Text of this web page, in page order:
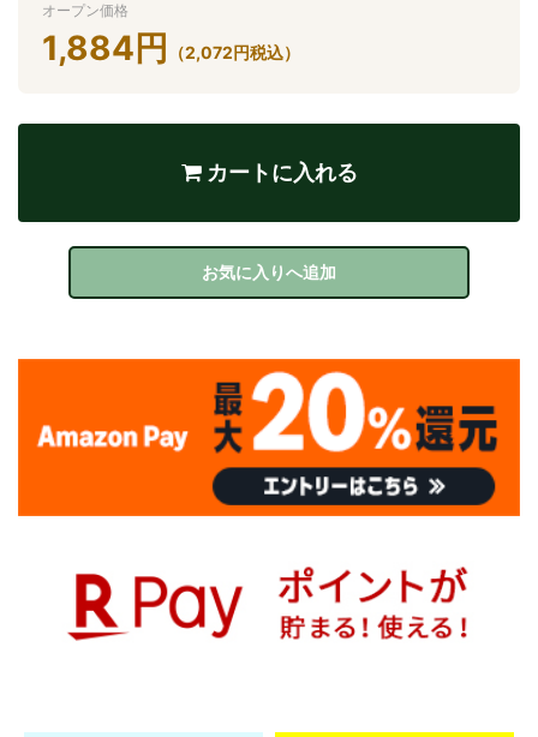
オープン価格
1,884 円 （2,072円税込）
カートに入れる
お気に入りへ追加